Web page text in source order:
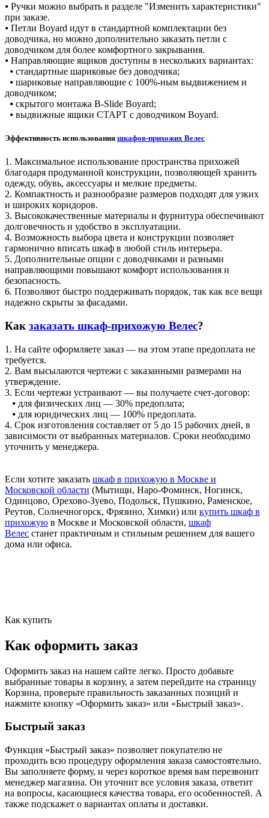
⦁ Ручки можно выбрать в разделе "Изменить характеристики"
при заказе.
⦁ Петли Boyard идут в стандартной комплектации без
доводчика, но можно дополнительно заказать петли с
доводчиком для более комфортного закрывания.
⦁ Направляющие ящиков доступны в нескольких вариантах:
⦁ стандартные шариковые без доводчика;
⦁ шариковые направляющие с 100%-ным выдвижением и
доводчиком;
⦁ скрытого монтажа B-Slide Boyard;
⦁ выдвижные ящики СТАРТ с доводчиком Boyard.
Эффективность использования шкафов-прихожих Велес
1. Максимальное использование пространства прихожей
благодаря продуманной конструкции, позволяющей хранить
одежду, обувь, аксессуары и мелкие предметы.
2. Компактность и разнообразие размеров подходят для узких
и широких коридоров.
3. Высококачественные материалы и фурнитура обеспечивают
долговечность и удобство в эксплуатации.
4. Возможность выбора цвета и конструкции позволяет
гармонично вписать шкаф в любой стиль интерьера.
5. Дополнительные опции с доводчиками и разными
направляющими повышают комфорт использования и
безопасность.
6. Позволяют быстро поддерживать порядок, так как все вещи
надежно скрыты за фасадами.
Как заказать шкаф-прихожую Велес?
1. На сайте оформляете заказ — на этом этапе предоплата не
требуется.
2. Вам высылаются чертежи с заказанными размерами на
утверждение.
3. Если чертежи устраивают — вы получаете счет-договор:
⦁ для физических лиц — 30% предоплата;
⦁ для юридических лиц — 100% предоплата.
4. Срок изготовления составляет от 5 до 15 рабочих дней, в
зависимости от выбранных материалов. Сроки необходимо
уточнить у менеджера.
Если хотите заказать шкаф в прихожую в Москве и
Московской области (Мытищи, Наро-Фоминск, Ногинск,
Одинцово, Орехово-Зуево, Подольск, Пушкино, Раменское,
Реутов, Солнечногорск, Фрязино, Химки) или купить шкаф в
прихожую в Москве и Московской области, шкаф
Велес станет практичным и стильным решением для вашего
дома или офиса.
Как купить
Как оформить заказ
Оформить заказ на нашем сайте легко. Просто добавьте
выбранные товары в корзину, а затем перейдите на страницу
Корзина, проверьте правильность заказанных позиций и
нажмите кнопку «Оформить заказ» или «Быстрый заказ».
Быстрый заказ
Функция «Быстрый заказ» позволяет покупателю не
проходить всю процедуру оформления заказа самостоятельно.
Вы заполняете форму, и через короткое время вам перезвонит
менеджер магазина. Он уточнит все условия заказа, ответит
на вопросы, касающиеся качества товара, его особенностей. А
также подскажет о вариантах оплаты и доставки.